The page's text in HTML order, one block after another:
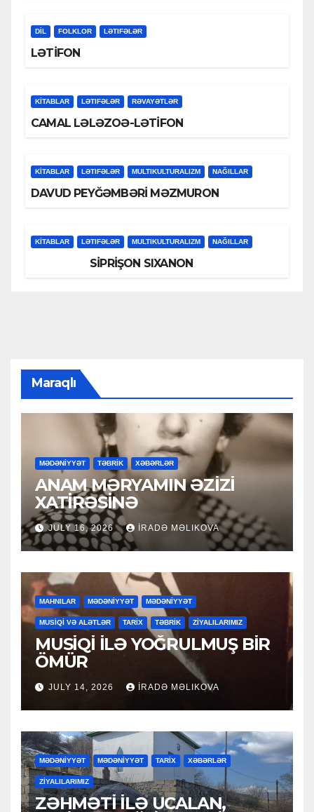
DİL FOLKLOR LƏTIFƏLƏR
LƏTİFON
KİTABLAR LƏTIFƏLƏR RƏVAYƏTLƏR
CAMAL LƏLƏZOƏ-LƏTİFON
KİTABLAR LƏTIFƏLƏR MULTIKULTURALIZM NAĞILLAR
DAVUD PEYĞƏMBƏRİ MƏZMURON
KİTABLAR LƏTIFƏLƏR MULTIKULTURALIZM NAĞILLAR
SİPRİŞON SIXANON
Maraqlı
MƏDƏNİYYƏT TƏBRİK XƏBƏRLƏR
ANAM MƏRYAMIN ƏZİZİ
XATİRƏSİNƏ
JULY 16, 2026 İRADƏ MƏLIKOVA
MAHNILAR MƏDƏNİYYƏT MƏDƏNİYYƏT
MUSİQİ VƏ ALƏTLƏR TARİX TƏBRİK ZİYALILARIMIZ
MUSİQİ İLƏ YOĞRULMUŞ BİR
ÖMÜR
JULY 14, 2026 İRADƏ MƏLIKOVA
MƏDƏNİYYƏT MƏDƏNİYYƏT TARİX XƏBƏRLƏR
ZİYALILARIMIZ
ZƏHMƏTİ İLƏ UCALAN,